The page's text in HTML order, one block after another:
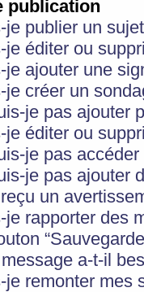
publication
je publier un
je éditer ou
je ajouter une
je créer un
je pas ajouter
je éditer ou
je pas
je pas ajouter
un
je rapporter des
a-t-il
je remonter mes